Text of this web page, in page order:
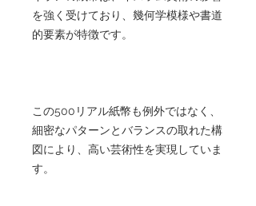
を強く受けており、幾何学模様や書道
的要素が特徴です。
この500リアル紙幣も例外ではなく、
細密なパターンとバランスの取れた構
図により、高い芸術性を実現していま
す。